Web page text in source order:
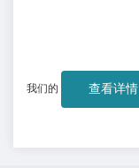
我们的 查看详情